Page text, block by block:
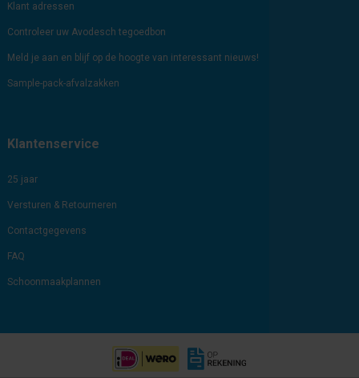
Klant adressen
Controleer uw Avodesch tegoedbon
Meld je aan en blijf op de hoogte van interessant nieuws!
Sample-pack-afvalzakken
Klantenservice
25 jaar
Versturen & Retourneren
Contactgegevens
FAQ
Schoonmaakplannen